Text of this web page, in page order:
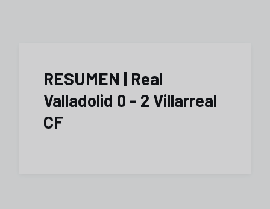
RESUMEN | Real
Valladolid 0 - 2 Villarreal
CF